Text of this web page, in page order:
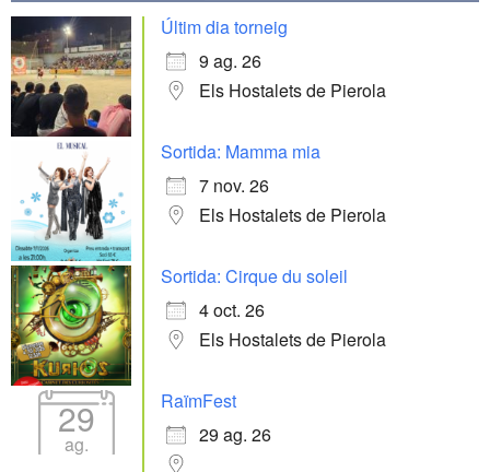
Últim dia torneig
9 ag. 26
Els Hostalets de Pierola
Sortida: Mamma mia
7 nov. 26
Els Hostalets de Pierola
Sortida: Cirque du soleil
4 oct. 26
Els Hostalets de Pierola
29
ag.
RaïmFest
29 ag. 26